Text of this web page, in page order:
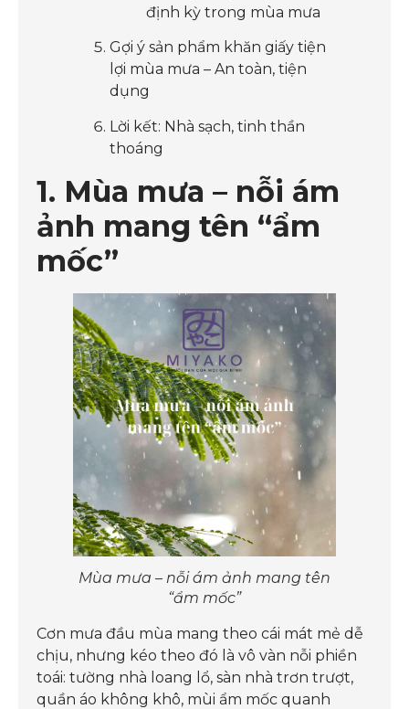
định kỳ trong mùa mưa
Gợi ý sản phẩm khăn giấy tiện
lợi mùa mưa – An toàn, tiện
dụng
Lời kết: Nhà sạch, tinh thần
thoáng
1. Mùa mưa – nỗi ám
ảnh mang tên “ẩm
mốc”
Mùa mưa – nỗi ám ảnh mang tên
“ẩm mốc”
Cơn mưa đầu mùa mang theo cái mát mẻ dễ
chịu, nhưng kéo theo đó là vô vàn nỗi phiền
toái: tường nhà loang lổ, sàn nhà trơn trượt,
quần áo không khô, mùi ẩm mốc quanh